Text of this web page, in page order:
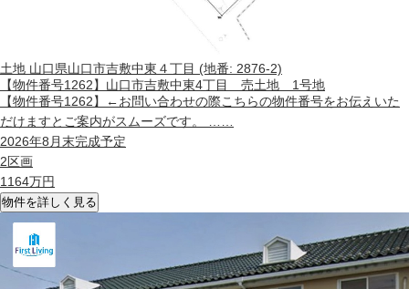
土地 山口県山口市吉敷中東４丁目 (地番: 2876-2)
【物件番号1262】山口市吉敷中東4丁目 売土地 1号地
【物件番号1262】←お問い合わせの際こちらの物件番号をお伝えいた
だけますとご案内がスムーズです。 ……
2026年8月末完成予定
2区画
1164万円
物件を詳しく見る